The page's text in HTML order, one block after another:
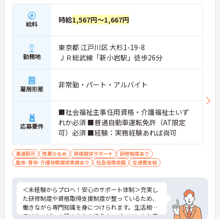
給料 時給1,567円～1,667円
勤務地
東京都 江戸川区 大杉1-19-8
ＪＲ総武線「新小岩駅」徒歩26分
雇用形態 非常勤・パート・アルバイト
応募要件
■社会福祉主事任用資格・介護福祉士いず
れか必須 ■普通自動車運転免許（AT限定
可）必須 ■経験：実務経験あれば尚可
車通勤可 残業少なめ 資格取得サポート
研修制度あり
産休･育休･介護休暇取得実績あり
社会保険完備 交通費支給
＜未経験からプロへ！安心のサポート体制＞充実し
た研修制度や資格取得支援制度が整っているため、
働きながら専門知識を身につけられます。生活相談
員はサービスの質の向上を担うキーパーソン！お客